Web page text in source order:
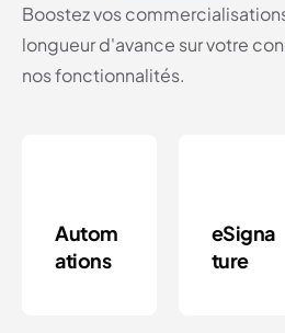
Boostez vos
longueur d'avance sur votre
nos fonctionnalités.
Autom
ations
eSigna
ture